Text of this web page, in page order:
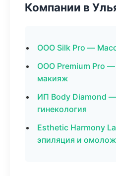
Компании в
ООО Silk Pro —
ООО Premium Pro
макияж
ИП Body Diamond
гинекология
Esthetic Harmony
эпиляция и